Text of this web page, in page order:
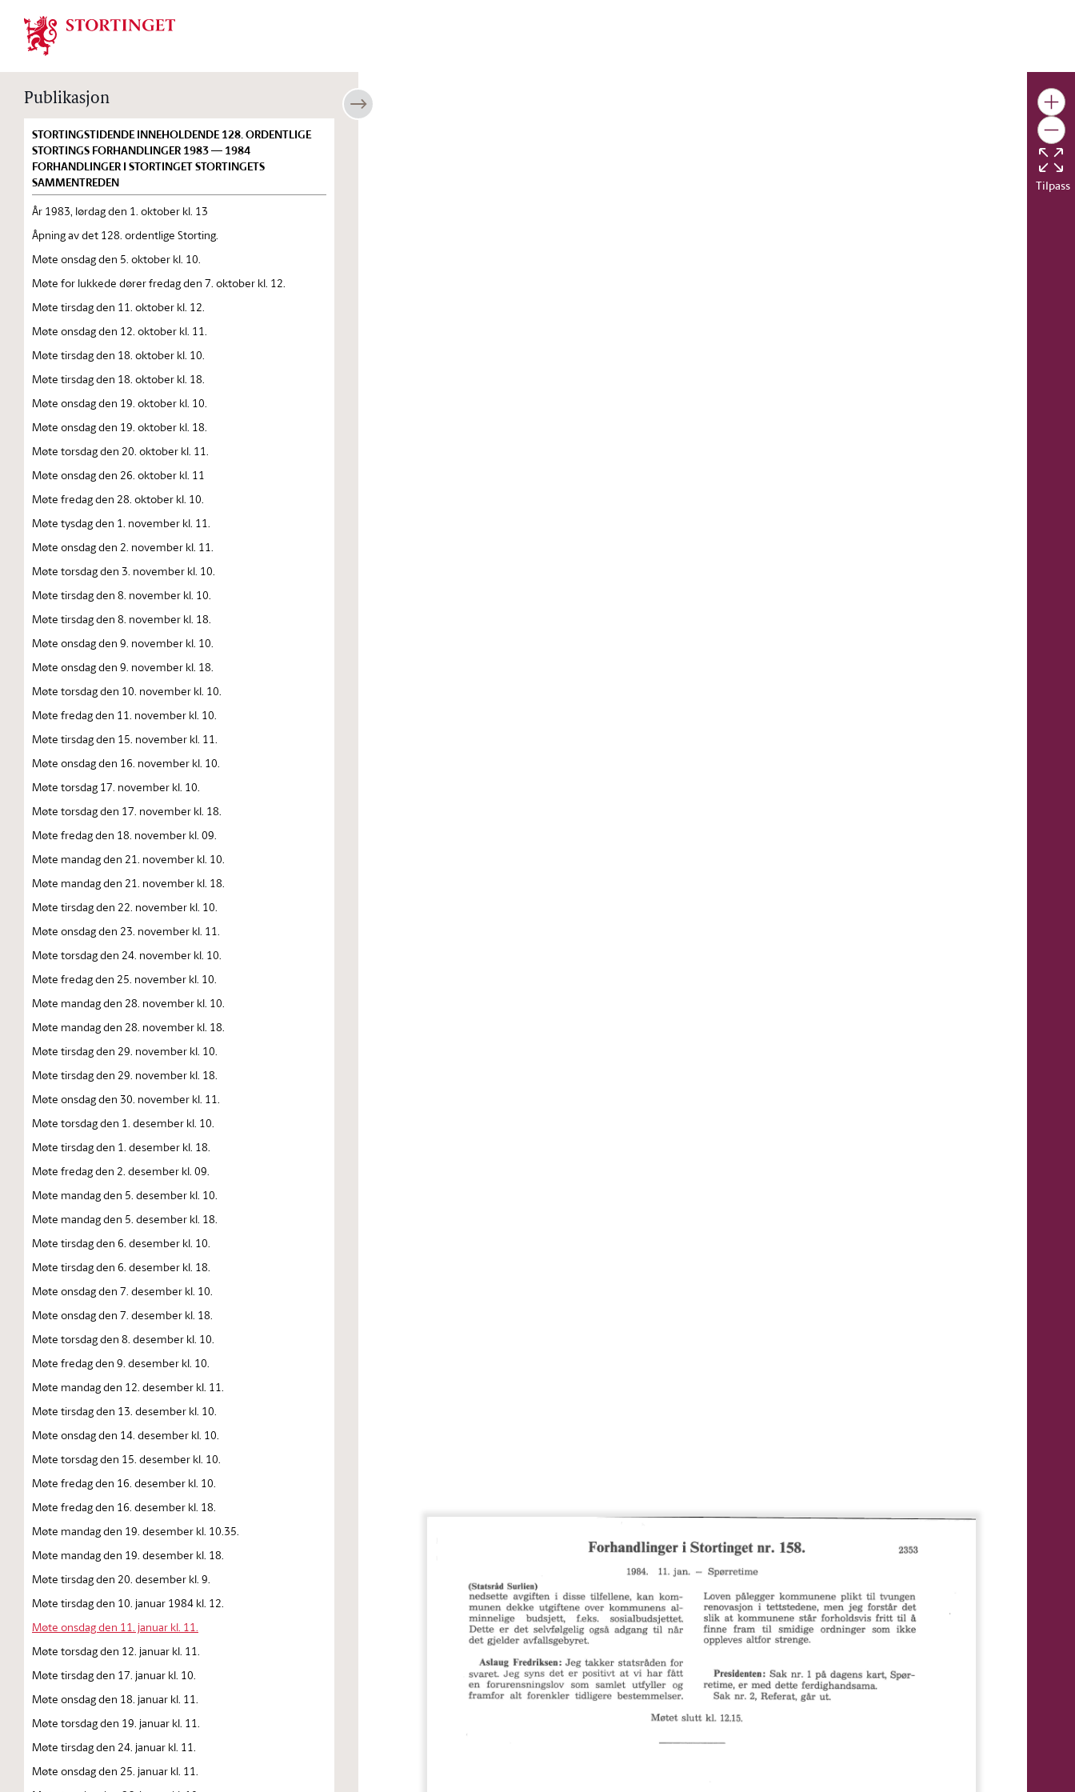
Stortinget.no
Publikasjon
STORTINGSTIDENDE INNEHOLDENDE 128. ORDENTLIGE
STORTINGS FORHANDLINGER 1983 — 1984
FORHANDLINGER I STORTINGET STORTINGETS
SAMMENTREDEN
År 1983, lørdag den 1. oktober kl. 13
Åpning av det 128. ordentlige Storting.
Møte onsdag den 5. oktober kl. 10.
Møte for lukkede dører fredag den 7. oktober kl. 12.
Møte tirsdag den 11. oktober kl. 12.
Møte onsdag den 12. oktober kl. 11.
Møte tirsdag den 18. oktober kl. 10.
Møte tirsdag den 18. oktober kl. 18.
Møte onsdag den 19. oktober kl. 10.
Møte onsdag den 19. oktober kl. 18.
Møte torsdag den 20. oktober kl. 11.
Møte onsdag den 26. oktober kl. 11
Møte fredag den 28. oktober kl. 10.
Møte tysdag den 1. november kl. 11.
Møte onsdag den 2. november kl. 11.
Møte torsdag den 3. november kl. 10.
Møte tirsdag den 8. november kl. 10.
Møte tirsdag den 8. november kl. 18.
Møte onsdag den 9. november kl. 10.
Møte onsdag den 9. november kl. 18.
Møte torsdag den 10. november kl. 10.
Møte fredag den 11. november kl. 10.
Møte tirsdag den 15. november kl. 11.
Møte onsdag den 16. november kl. 10.
Møte torsdag 17. november kl. 10.
Møte torsdag den 17. november kl. 18.
Møte fredag den 18. november kl. 09.
Møte mandag den 21. november kl. 10.
Møte mandag den 21. november kl. 18.
Møte tirsdag den 22. november kl. 10.
Møte onsdag den 23. november kl. 11.
Møte torsdag den 24. november kl. 10.
Møte fredag den 25. november kl. 10.
Møte mandag den 28. november kl. 10.
Møte mandag den 28. november kl. 18.
Møte tirsdag den 29. november kl. 10.
Møte tirsdag den 29. november kl. 18.
Møte onsdag den 30. november kl. 11.
Møte torsdag den 1. desember kl. 10.
Møte tirsdag den 1. desember kl. 18.
Møte fredag den 2. desember kl. 09.
Møte mandag den 5. desember kl. 10.
Møte mandag den 5. desember kl. 18.
Møte tirsdag den 6. desember kl. 10.
Møte tirsdag den 6. desember kl. 18.
Møte onsdag den 7. desember kl. 10.
Møte onsdag den 7. desember kl. 18.
Møte torsdag den 8. desember kl. 10.
Møte fredag den 9. desember kl. 10.
Møte mandag den 12. desember kl. 11.
Møte tirsdag den 13. desember kl. 10.
Møte onsdag den 14. desember kl. 10.
Møte torsdag den 15. desember kl. 10.
Møte fredag den 16. desember kl. 10.
Møte fredag den 16. desember kl. 18.
Møte mandag den 19. desember kl. 10.35.
Møte mandag den 19. desember kl. 18.
Møte tirsdag den 20. desember kl. 9.
Møte tirsdag den 10. januar 1984 kl. 12.
Møte onsdag den 11. januar kl. 11.
Møte torsdag den 12. januar kl. 11.
Møte tirsdag den 17. januar kl. 10.
Møte onsdag den 18. januar kl. 11.
Møte torsdag den 19. januar kl. 11.
Møte tirsdag den 24. januar kl. 11.
Møte onsdag den 25. januar kl. 11.